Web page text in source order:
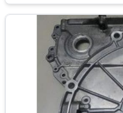
Тип двигателя: 4-тактный,
воздушное Коробка передач:
параметры Запуск:
скорость: 100 км/ч Расход
Грузоподъемность: 150 кг